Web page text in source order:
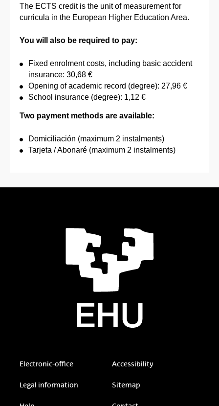
The ECTS credit is the unit of measurement for
curricula in the European Higher Education Area.
You will also be required to pay:
Fixed enrolment costs, including basic accident
insurance: 30,68 €
Opening of academic record (degree): 27,96 €
School insurance (degree): 1,12 €
Two payment methods are available:
Domiciliación (maximum 2 instalments)
Tarjeta / Abonaré (maximum 2 instalments)
Electronic-office Accessibility
Legal information Sitemap